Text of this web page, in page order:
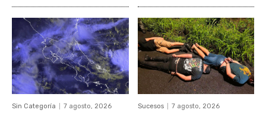
Sin Categoría 7 agosto, 2026 Sucesos 7 agosto, 2026